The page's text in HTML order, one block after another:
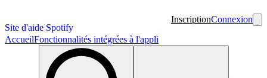
Site d'aide Spotify
InscriptionConnexion
AccueilFonctionnalités intégrées à l'appli